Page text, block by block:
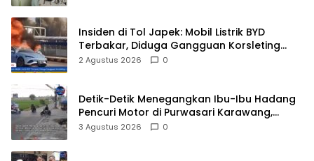
Insiden di Tol Japek: Mobil Listrik BYD
Terbakar, Diduga Gangguan Korsleting
Listrik
2 Agustus 2026 0
Detik-Detik Menegangkan Ibu-Ibu Hadang
Pencuri Motor di Purwasari Karawang,
Pelaku Lolos di Tengah Keramaian!
3 Agustus 2026 0